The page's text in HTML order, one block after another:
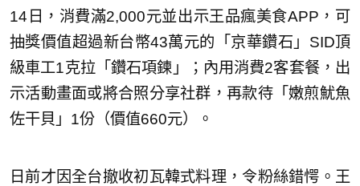
14日，消費滿2,000元並出示王品瘋美食APP，可
抽獎價值超過新台幣43萬元的「京華鑽石」SID頂
級車工1克拉「鑽石項鍊」；內用消費2客套餐，出
示活動畫面或將合照分享社群，再款待「嫩煎魷魚
佐干貝」1份（價值660元）。
日前才因全台撤收初瓦韓式料理，令粉絲錯愕。王